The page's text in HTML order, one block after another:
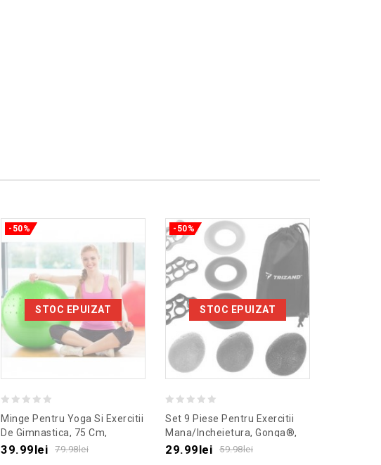
STOC EPUIZAT
-50%
out
of
Minge Pentru Yoga Si Exercitii
De Gimnastica, 75 Cm,
Gonga®, Culoaremodel Verde
79.98lei
39.99lei
STOC EPUIZAT
-50%
out
of
Set 9 Piese Pentru Exercitii
Mana/incheietura, Gonga®,
Culoaremodel Negru
59.98lei
29.99lei